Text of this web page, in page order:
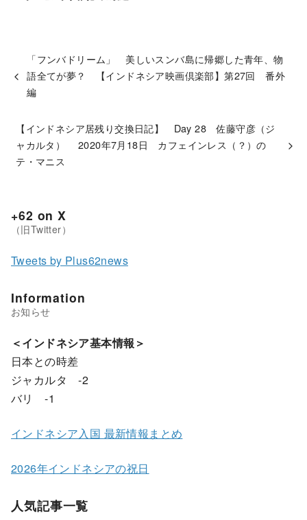
「フンバドリーム」 美しいスンバ島に帰郷した青年、物
語全てが夢？ 【インドネシア映画倶楽部】第27回 番外
編
【インドネシア居残り交換日記】 Day 28 佐藤守彦（ジ
ャカルタ） 2020年7月18日 カフェインレス（？）の
テ・マニス
+62 on X
Tweets by Plus62news
Information
＜インドネシア基本情報＞
日本との時差
ジャカルタ -2
バリ -1
インドネシア入国 最新情報まとめ
2026年インドネシアの祝日
人気記事一覧